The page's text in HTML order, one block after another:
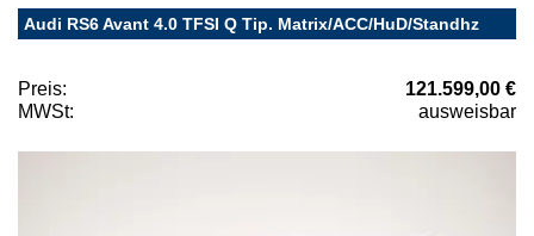
Audi RS6 Avant 4.0 TFSI Q Tip. Matrix/ACC/HuD/Standhz
Preis:
121.599,00 €
MWSt:
ausweisbar